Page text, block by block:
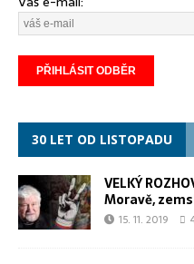
30 LET OD LISTOPADU
VELKÝ
Moravě,
15. 11. 2019